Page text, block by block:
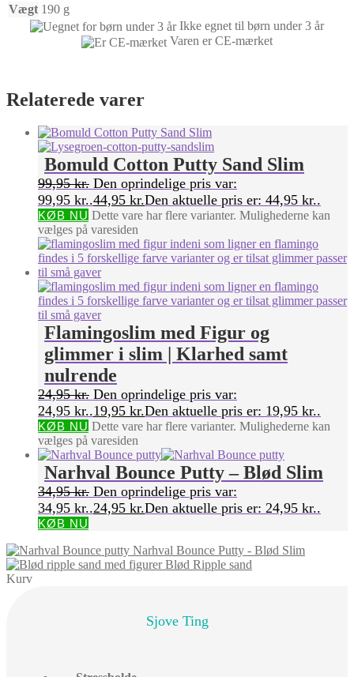
Vægt 190 g
Ikke egnet til børn under 3 år
Varen er CE-mærket
Relaterede varer
Bomuld Cotton Putty Sand Slim
99,95kr. Den oprindelige pris var:
99,95 kr..44,95 kr.Den aktuelle pris er: 44,95 kr..
KØB NU Dette vare har flere varianter. Mulighederne kan
vælges på varesiden
Flamingoslim med Figur og
glimmer i slim | Klarhed samt
nulrende
24,95kr. Den oprindelige pris var:
24,95 kr..19,95 kr.Den aktuelle pris er: 19,95 kr..
KØB NU Dette vare har flere varianter. Mulighederne kan
vælges på varesiden
Narhval Bounce Putty – Blød Slim
34,95kr. Den oprindelige pris var:
34,95 kr..24,95 kr.Den aktuelle pris er: 24,95 kr..
KØB NU
Narhval Bounce Putty - Blød Slim
Blød Ripple sand
Kurv
Sjove Ting